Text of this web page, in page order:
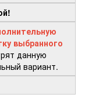
выбранного
данную
вариант.